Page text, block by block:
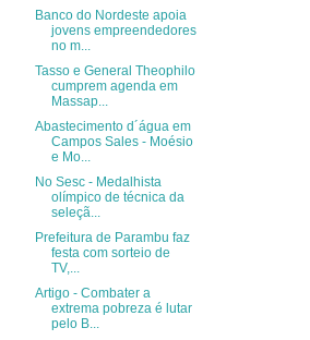
Banco do Nordeste apoia
jovens empreendedores
no m...
Tasso e General Theophilo
cumprem agenda em
Massap...
Abastecimento d´água em
Campos Sales - Moésio
e Mo...
No Sesc - Medalhista
olímpico de técnica da
seleçã...
Prefeitura de Parambu faz
festa com sorteio de
TV,...
Artigo - Combater a
extrema pobreza é lutar
pelo B...